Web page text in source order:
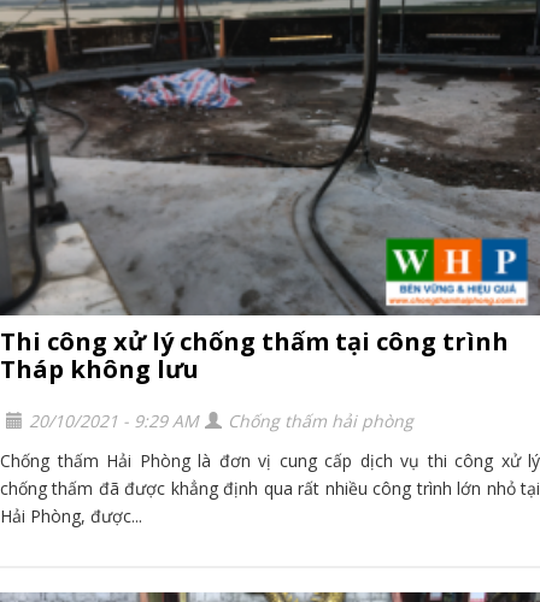
Thi công xử lý chống thấm tại công trình
Tháp không lưu
20/10/2021 - 9:29 AM
Chống thấm hải phòng
Chống thấm Hải Phòng là đơn vị cung cấp dịch vụ thi công xử lý
chống thấm đã được khẳng định qua rất nhiều công trình lớn nhỏ tại
Hải Phòng, được...